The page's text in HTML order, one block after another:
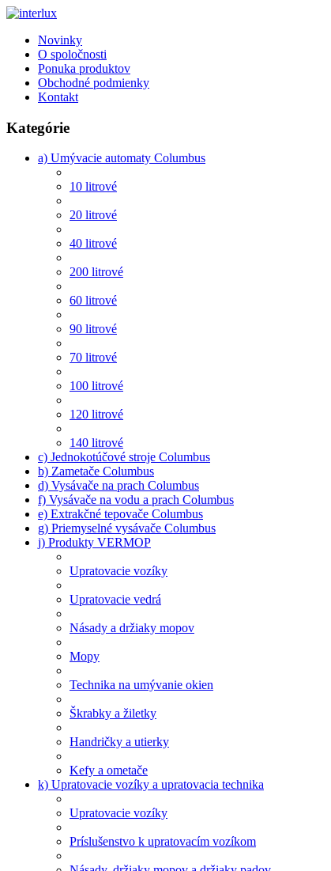
Novinky
O spoločnosti
Ponuka produktov
Obchodné podmienky
Kontakt
Kategórie
a) Umývacie automaty Columbus
10 litrové
20 litrové
40 litrové
200 litrové
60 litrové
90 litrové
70 litrové
100 litrové
120 litrové
140 litrové
c) Jednokotúčové stroje Columbus
b) Zametače Columbus
d) Vysávače na prach Columbus
f) Vysávače na vodu a prach Columbus
e) Extrakčné tepovače Columbus
g) Priemyselné vysávače Columbus
j) Produkty VERMOP
Upratovacie vozíky
Upratovacie vedrá
Násady a držiaky mopov
Mopy
Technika na umývanie okien
Škrabky a žiletky
Handričky a utierky
Kefy a ometače
k) Upratovacie vozíky a upratovacia technika
Upratovacie vozíky
Príslušenstvo k upratovacím vozíkom